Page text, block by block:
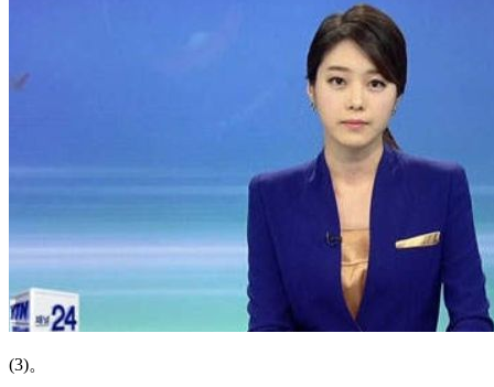
(3)。